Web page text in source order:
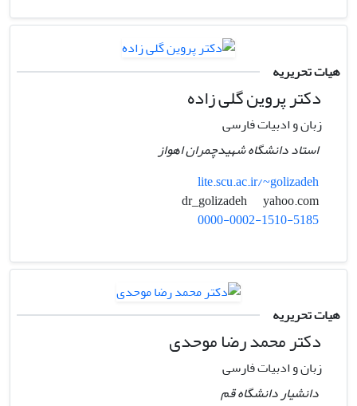
هیات تحریریه
دکتر پروین گلی زاده
زبان و ادبیات فارسی
استاد دانشگاه شهیدچمران اهواز
lite.scu.ac.ir/~golizadeh
yahoo.com
0000-0002-1510-5185
هیات تحریریه
دکتر محمد رضا موحدی
زبان و ادبیات فارسی
دانشیار دانشگاه قم